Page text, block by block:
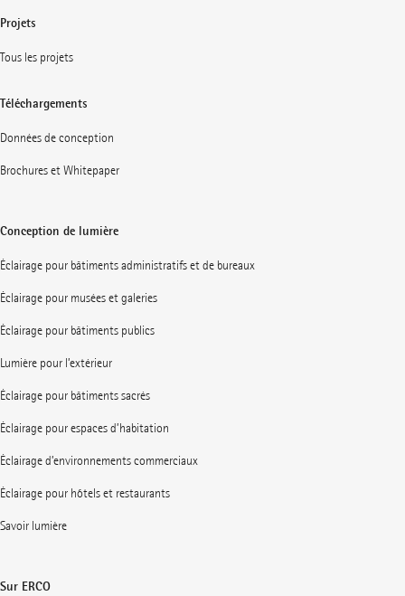
Projets
Tous les projets
Téléchargements
Données de conception
Brochures et Whitepaper
Conception de lumière
Éclairage pour bâtiments administratifs et de bureaux
Éclairage pour musées et galeries
Éclairage pour bâtiments publics
Lumière pour l’extérieur
Éclairage pour bâtiments sacrés
Éclairage pour espaces d’habitation
Éclairage d’environnements commerciaux
Éclairage pour hôtels et restaurants
Savoir lumière
Sur ERCO